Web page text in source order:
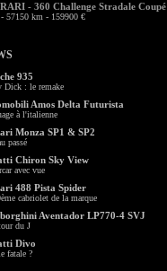
- 360 Challenge Stradale Coupé
57150 km - 159900 €
935
Dick : le remake
Amos Delta Futurista
à l'italienne
Monza SP1 & SP2
passé
Chiron Sky View
avec vue
488 Pista Spider
cabriolet de la marque
Aventador LP770-4 SVJ
du J
Divo
fatale ?